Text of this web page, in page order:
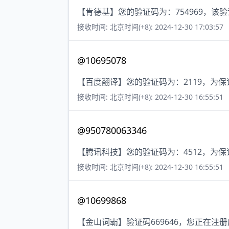
【肯德基】您的验证码为：754969，该
接收时间: 北京时间(+8): 2024-12-30 17:03:57
@10695078
【百度翻译】您的验证码为：2119，为
接收时间: 北京时间(+8): 2024-12-30 16:55:51
@950780063346
【腾讯科技】您的验证码为：4512，为
接收时间: 北京时间(+8): 2024-12-30 16:55:51
@10699868
【金山词霸】验证码669646，您正在注